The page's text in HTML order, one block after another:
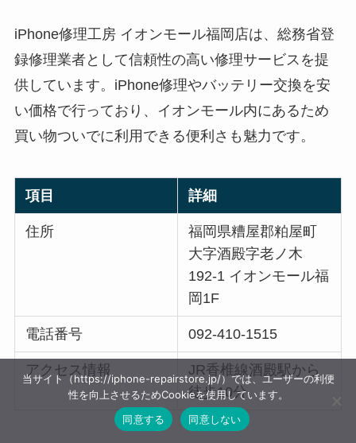
iPhone修理工房 イオンモール福岡店は、総務省登
録修理業者として信頼性の高い修理サービスを提
供しています。iPhone修理やバッテリー交換を安
い価格で行っており、イオンモール内にあるため
買い物ついでに利用できる便利さも魅力です。
項目 詳細
住所
福岡県糟屋郡粕屋町
大字酒殿字老ノ木
192-1 イオンモール福
岡1F
電話番号 092-410-1515
アクセス情報
JR香椎線酒殿駅から
徒歩10分
当サイト（https://iphone-repairstore.jp/）では、ユーザーの利便
性を向上させるためCookieを使用しています。
同意する
同意しない